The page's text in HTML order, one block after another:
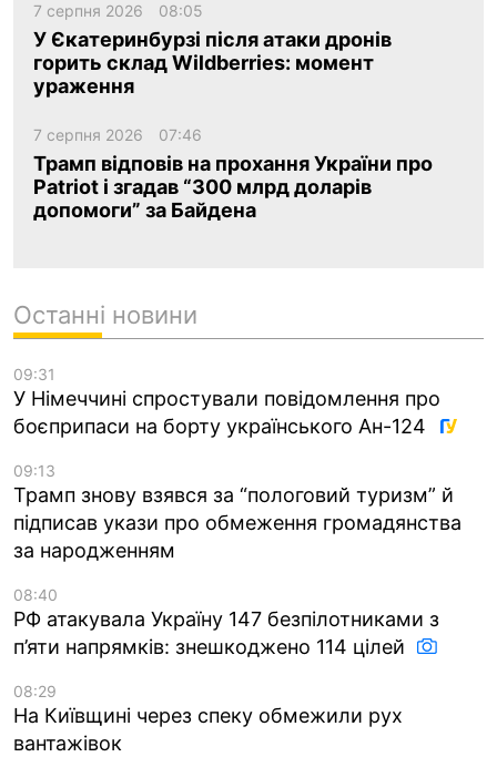
7 серпня 2026 08:05
У Єкатеринбурзі після атаки дронів
горить склад Wildberries: момент
ураження
7 серпня 2026 07:46
Трамп відповів на прохання України про
Patriot і згадав “300 млрд доларів
допомоги” за Байдена
Останні новини
09:31
У Німеччині спростували повідомлення про
боєприпаси на борту українського Ан-124
09:13
Трамп знову взявся за “пологовий туризм” й
підписав укази про обмеження громадянства
за народженням
08:40
РФ атакувала Україну 147 безпілотниками з
п’яти напрямків: знешкоджено 114 цілей
08:29
На Київщині через спеку обмежили рух
вантажівок